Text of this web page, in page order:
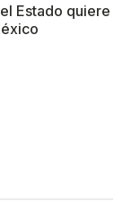
Estado quiere